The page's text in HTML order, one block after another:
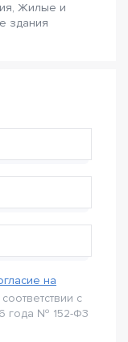
Жилые и
здания
на
соответствии с
года № 152-Ф3